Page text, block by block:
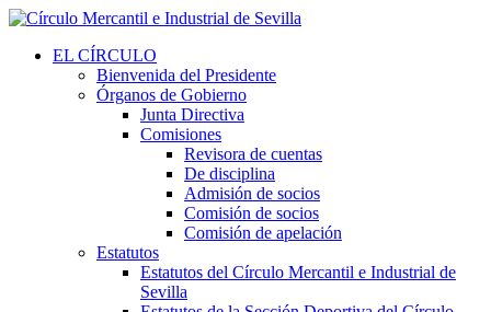
EL CÍRCULO
Bienvenida del Presidente
Órganos de Gobierno
Junta Directiva
Comisiones
Revisora de cuentas
De disciplina
Admisión de socios
Comisión de socios
Comisión de apelación
Estatutos
Estatutos del Círculo Mercantil e Industrial de
Sevilla